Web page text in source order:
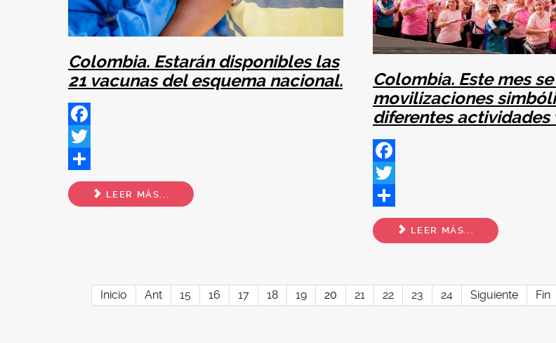
Colombia. Estarán disponibles las
21 vacunas del esquema nacional.
Facebook
Twitter
Share
LEER MÁS...
Colombia. Este mes
movilizaciones
diferentes actividades
Facebook
Twitter
Share
LEER MÁS...
Inicio Ant 15 16 17 18 19 20 21 22 23 24 Siguiente Fin